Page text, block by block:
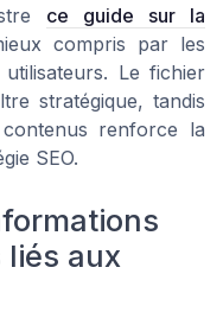
ce guide sur la
compris par les
Le fichier
stratégique, tandis
renforce la
SEO.
liés aux